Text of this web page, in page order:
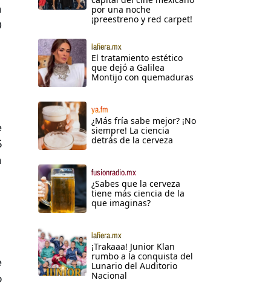
por una noche
¡preestreno y red carpet!
lafiera.mx
El tratamiento estético
que dejó a Galilea
Montijo con quemaduras
ya.fm
¿Más fría sabe mejor? ¡No
siempre! La ciencia
detrás de la cerveza
fusionradio.mx
¿Sabes que la cerveza
tiene más ciencia de la
que imaginas?
lafiera.mx
¡Trakaaa! Junior Klan
rumbo a la conquista del
Lunario del Auditorio
Nacional